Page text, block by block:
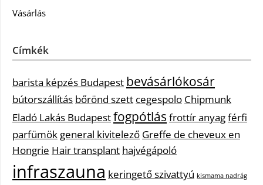
Vásárlás
Címkék
barista képzés Budapest bevásárlókosár
bútorszállítás bőrönd szett cegespolo Chipmunk
Eladó Lakás Budapestfogpótlás frottír anyagférfi
parfümök general kivitelező Greffe de cheveux en
Hongrie Hair transplant hajvégápoló
infraszauna keringető szivattyú kismama nadrág